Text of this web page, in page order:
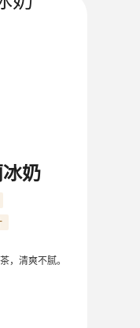
奶
，清爽不腻。